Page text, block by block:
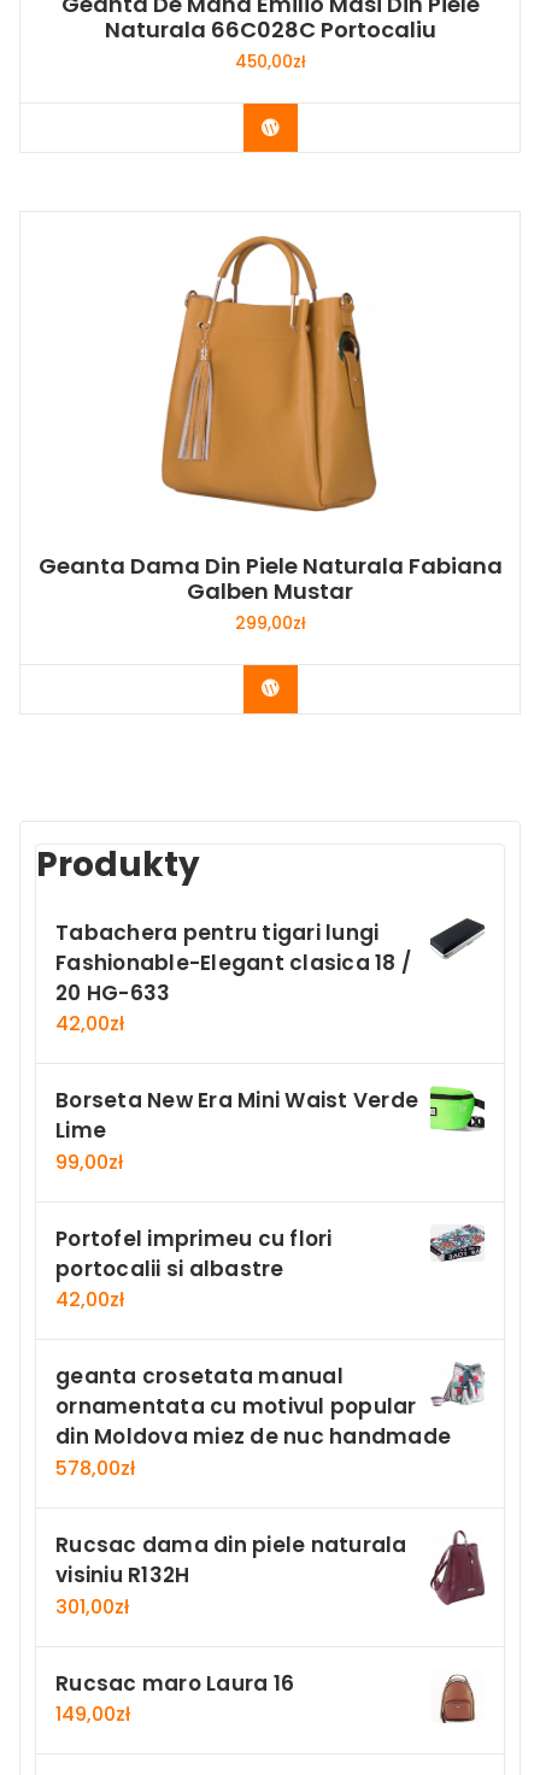
Naturala 66C028C Portocaliu
450,00zł
Buy Now
Geanta Dama Din Piele Naturala Fabiana
Galben Mustar
299,00zł
Buy Now
Produkty
Tabachera pentru tigari lungi
Fashionable-Elegant clasica 18 /
20 HG-633
42,00zł
Borseta New Era Mini Waist Verde
Lime
99,00zł
Portofel imprimeu cu flori
portocalii si albastre
42,00zł
geanta crosetata manual
ornamentata cu motivul popular
din Moldova miez de nuc handmade
578,00zł
Rucsac dama din piele naturala
visiniu R132H
301,00zł
Rucsac maro Laura 16
149,00zł